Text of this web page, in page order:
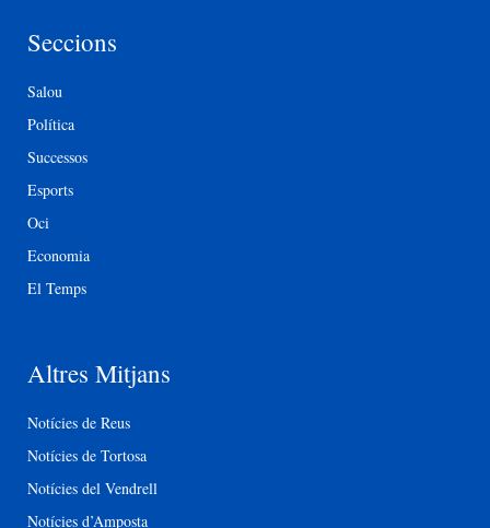
Seccions
Salou
Política
Successos
Esports
Oci
Economia
El Temps
Altres Mitjans
Notícies de Reus
Notícies de Tortosa
Notícies del Vendrell
Notícies d’Amposta